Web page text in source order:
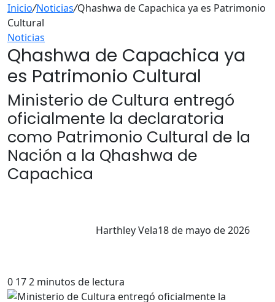
Inicio/Noticias/Qhashwa de Capachica ya es Patrimonio
Cultural
Noticias
Qhashwa de Capachica ya
es Patrimonio Cultural
Ministerio de Cultura entregó
oficialmente la declaratoria
como Patrimonio Cultural de la
Nación a la Qhashwa de
Capachica
Harthley Vela18 de mayo de 2026
0 172 minutos de lectura